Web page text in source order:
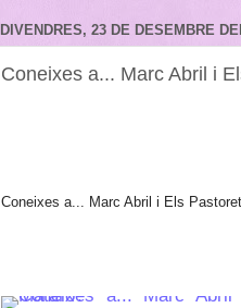
DIVENDRES, 23 DE DESEMBRE
Coneixes a... Marc Abril i
Coneixes a... Marc Abril i Els